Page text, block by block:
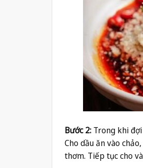
Bước 2: Trong khi
Cho dầu ăn vào
thơm. Tiếp tục cho